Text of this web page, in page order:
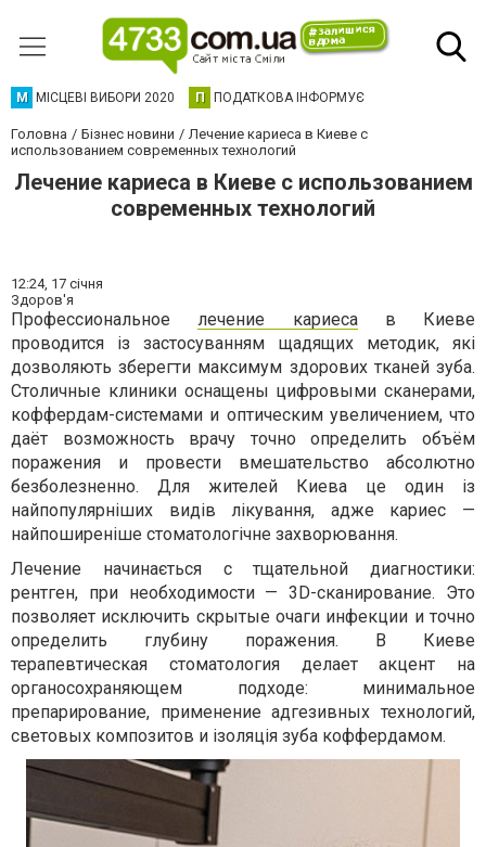
М МІСЦЕВІ ВИБОРИ 2020 П ПОДАТКОВА ІНФОРМУЄ
Головна Бізнес новини
Лечение кариеса в Киеве с
использованием современных технологий
Лечение кариеса в Киеве с использованием
современных технологий
12:24, 17 січня
Здоров'я
Профессиональноелечение кариесав Киеве
проводится із застосуванням щадящих методик, які
дозволяють зберегти максимум здорових тканей зуба.
Столичные клиники оснащены цифровыми сканерами,
коффердам-системами и оптическим увеличением, что
даёт возможность врачу точно определить объём
поражения и провести вмешательство абсолютно
безболезненно. Для жителей Киева це один із
найпопулярніших видів лікування, адже кариес —
найпоширеніше стоматологічне захворювання.
Лечение начинається с тщательной диагностики:
рентген, при необходимости — 3D-сканирование. Это
позволяет исключить скрытые очаги инфекции и точно
определить глубину поражения. В Киеве
терапевтическая стоматология делает акцент на
органосохраняющем подходе: минимальное
препарирование, применение адгезивных технологий,
световых композитов и ізоляція зуба коффердамом.